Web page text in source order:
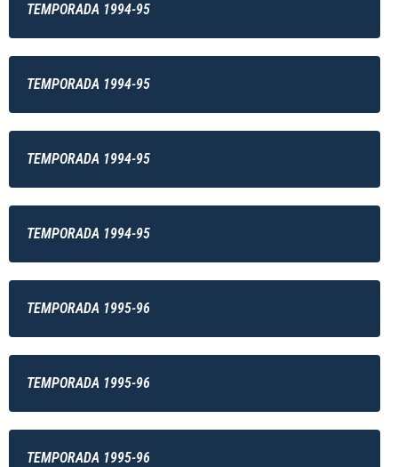
TEMPORADA 1994-95
TEMPORADA 1994-95
TEMPORADA 1994-95
TEMPORADA 1994-95
TEMPORADA 1995-96
TEMPORADA 1995-96
TEMPORADA 1995-96